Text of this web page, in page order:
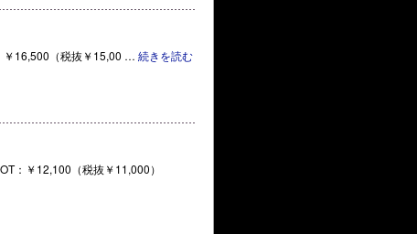
￥16,500（税抜￥15,00 … 続きを読む
：￥12,100（税抜￥11,000）